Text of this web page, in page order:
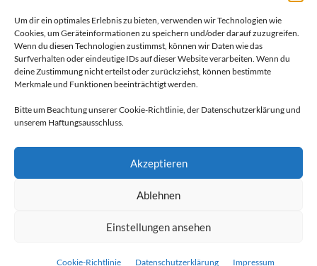
Um dir ein optimales Erlebnis zu bieten, verwenden wir Technologien wie
Cookies, um Geräteinformationen zu speichern und/oder darauf zuzugreifen.
Wenn du diesen Technologien zustimmst, können wir Daten wie das
Surfverhalten oder eindeutige IDs auf dieser Website verarbeiten. Wenn du
deine Zustimmung nicht erteilst oder zurückziehst, können bestimmte
Merkmale und Funktionen beeinträchtigt werden.
Bitte um Beachtung unserer Cookie-Richtlinie, der Datenschutzerklärung und
unserem Haftungsausschluss.
Akzeptieren
Ablehnen
Einstellungen ansehen
Cookie-Richtlinie Datenschutzerklärung Impressum
Beitrittserklärung
Kontakt
Unsere Sponsoren